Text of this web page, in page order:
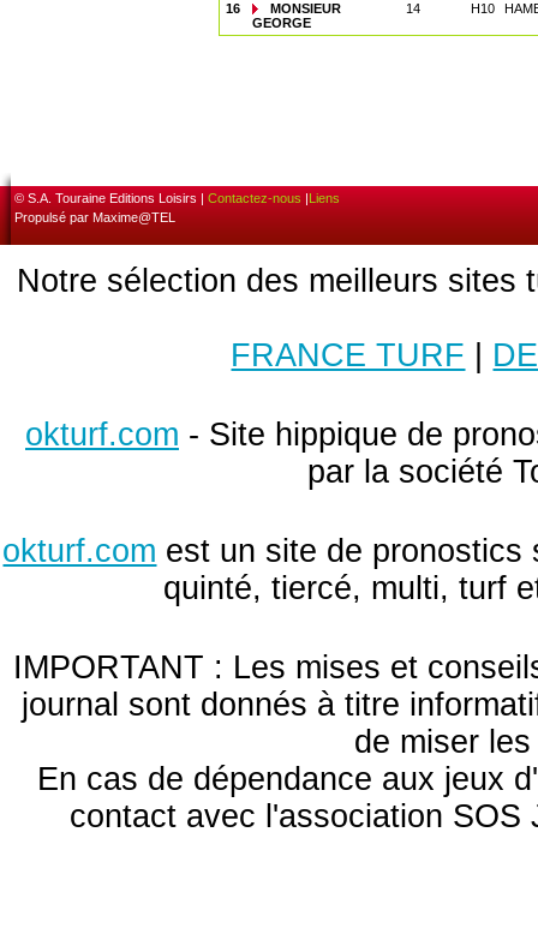
16
MONSIEUR
GEORGE
14 H10
© S.A. Touraine Editions Loisirs | Contactez-nous |Liens
Propulsé par Maxime@TEL
Notre sélection des meilleurs sites
FRANCE TURF
okturf.com - Site hippique de
par la société
okturf.com est un site de pronostics
quinté, tiercé, multi, turf
IMPORTANT : Les mises et
journal sont donnés à titre
de miser
En cas de dépendance aux jeux
contact avec l'association